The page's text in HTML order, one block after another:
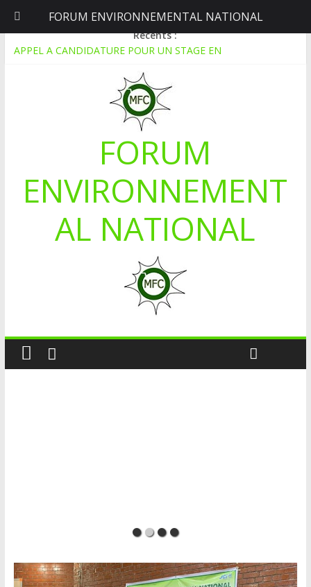
vendredi, août 7, 2026
Récents :
APPEL A CANDIDATURE POUR UN STAGE EN
Le blogging au service de l’écologie : Benbere montre la voie
Inondations : le Mali déclare l’état de catastrophe nationale
Mali-Folkecenter Nyetaa initie 20 jeunes à la protection de
À Garalo, l’Association des personnes handicapées lutte contre
le déboisement grâce au tissage métallique
FORUM
ENVIRONNEMENT
AL NATIONAL
FORUM ENVIRONNEMENTAL NATIONAL